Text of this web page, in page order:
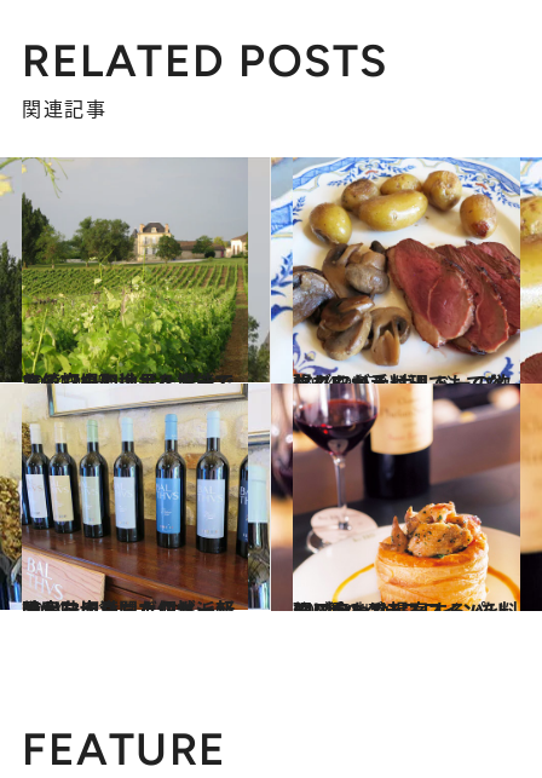
RELATED POSTS
関連記事
2014.9.25
ワインの聖地ボルドーで お値打ちの逸品を堪能できる穴場
旅＆お出かけ 2014.9.27
マダムが手料理でもてなしてくれる ボルドーの欲張りワイナリー
旅＆お出かけ
2014.10.1
果実味に満ちたロゼ、軽やかな赤…… ボルドー新時代を切り開く個性派
旅＆お出かけ 2014.2.17
110種のグラスワインを料理に合わせ提案するパリのブラッスリー
旅＆お出かけ
FEATURE